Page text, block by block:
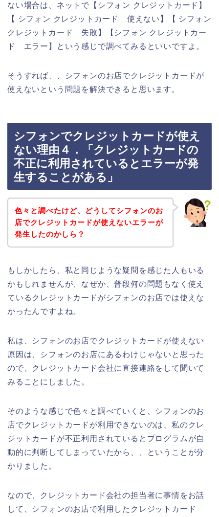
ない場合は、ネットで【シフォン クレジットカード】
【 シフォン クレジットカード 使えない】【 シフォン
クレジットカード 失敗】【シフォン クレジットカー
ド エラー】という感じで調べてみるといいですよ。
そうすれば、、シフォンのお店でクレジットカードが
使えないという問題を解決できると思います。
シフォンでクレジットカードが使え
ない理由４．「クレジットカードの
不正に利用されているとエラーが発
生することがある」
色々と調べたけど、どうしてシフォンのお
店でクレジットカードが使えないエラーが
発生したのかしら？
もしかしたら、私と同じような疑問を感じた人もいる
かもしれませんが、なぜか、普段何の問題もなく使え
ているクレジットカードがシフォンのお店では使えな
かったんですよね。
私は、シフォンのお店でクレジットカードが使えない
原因は、シフォンのお店にあるわけじゃないと思った
ので、クレジットカード会社に直接連絡をして聞いて
みることにしました。
そのような感じで色々と調べていくと、シフォンのお
店でクレジットカードが利用できないのは、私のクレ
ジットカードが不正利用されているとプログラムが自
動的に判断してしまっていたから、、ということが分
かりました。
なので、クレジットカード会社の担当者に事情をお話
して、シフォンのお店で利用したクレジットカード